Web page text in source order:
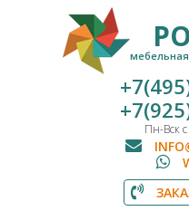
Пн-Вск